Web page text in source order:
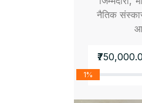
नैतिक
1%